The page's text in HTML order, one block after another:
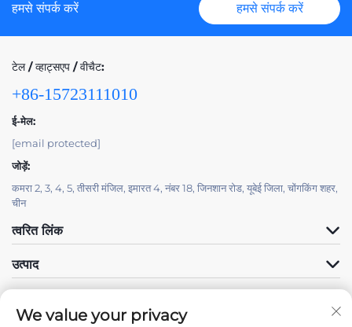
हमसे संपर्क करें हमसे संपर्क करें
टेल / व्हाट्सएप / वीचैट:
+86-15723111010
ई-मेल:
[email protected]
जोड़ें:
कमरा 2, 3, 4, 5, तीसरी मंजिल, इमारत 4, नंबर 18, जिनशान रोड, यूबेई जिला, चोंगकिंग शहर,
चीन
त्वरित लिंक
उत्पाद
We value your privacy